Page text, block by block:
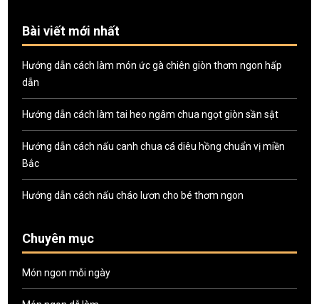
Bài viết mới nhất
Hướng dẫn cách làm món ức gà chiên giòn thơm ngon hấp
dẫn
Hướng dẫn cách làm tai heo ngâm chua ngọt giòn sần sật
Hướng dẫn cách nấu canh chua cá diêu hồng chuẩn vị miền
Bắc
Hướng dẫn cách nấu cháo lươn cho bé thơm ngon
Chuyên mục
Món ngon mỗi ngày